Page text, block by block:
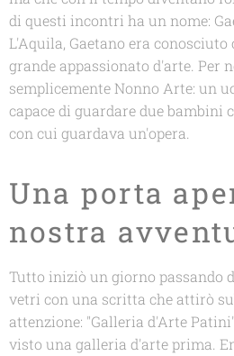
di questi incontri ha un nome:
L'Aquila, Gaetano era
grande appassionato d'arte. Per
semplicemente Nonno Arte: un
capace di guardare due bambini
con cui guardava un'opera.
Una porta
nostra
Tutto iniziò un giorno passando
vetri con una scritta che attirò
attenzione: "Galleria d'Arte
visto una galleria d'arte prima.